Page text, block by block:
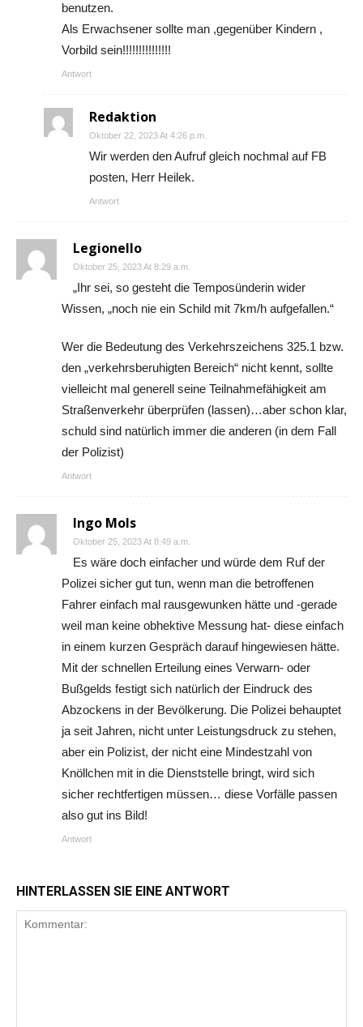
benutzen.
Als Erwachsener sollte man ,gegenüber Kindern ,
Vorbild sein!!!!!!!!!!!!!!!
Antwort
Redaktion
Oktober 22, 2023 At 4:26 p.m.
Wir werden den Aufruf gleich nochmal auf FB
posten, Herr Heilek.
Antwort
Legionello
Oktober 25, 2023 At 8:29 a.m.
„Ihr sei, so gesteht die Temposünderin wider
Wissen, „noch nie ein Schild mit 7km/h aufgefallen.“
Wer die Bedeutung des Verkehrszeichens 325.1 bzw.
den „verkehrsberuhigten Bereich“ nicht kennt, sollte
vielleicht mal generell seine Teilnahmefähigkeit am
Straßenverkehr überprüfen (lassen)…aber schon klar,
schuld sind natürlich immer die anderen (in dem Fall
der Polizist)
Antwort
Ingo Mols
Oktober 25, 2023 At 8:49 a.m.
Es wäre doch einfacher und würde dem Ruf der
Polizei sicher gut tun, wenn man die betroffenen
Fahrer einfach mal rausgewunken hätte und -gerade
weil man keine obhektive Messung hat- diese einfach
in einem kurzen Gespräch darauf hingewiesen hätte.
Mit der schnellen Erteilung eines Verwarn- oder
Bußgelds festigt sich natürlich der Eindruck des
Abzockens in der Bevölkerung. Die Polizei behauptet
ja seit Jahren, nicht unter Leistungsdruck zu stehen,
aber ein Polizist, der nicht eine Mindestzahl von
Knöllchen mit in die Dienststelle bringt, wird sich
sicher rechtfertigen müssen… diese Vorfälle passen
also gut ins Bild!
Antwort
HINTERLASSEN SIE EINE ANTWORT